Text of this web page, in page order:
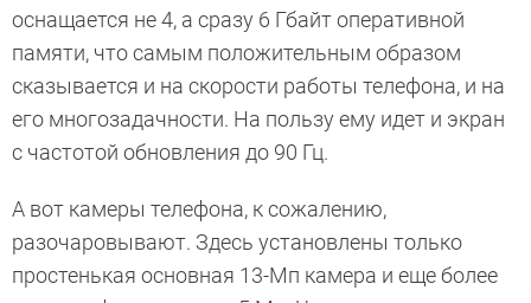
оснащается не 4, а сразу 6 Гбайт оперативной
памяти, что самым положительным образом
сказывается и на скорости работы телефона, и на
его многозадачности. На пользу ему идет и экран
с частотой обновления до 90 Гц.
А вот камеры телефона, к сожалению,
разочаровывают. Здесь установлены только
простенькая основная 13-Мп камера и еще более